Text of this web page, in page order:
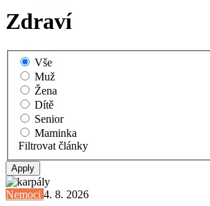
Zdraví
Vše
Muž
Žena
Dítě
Senior
Maminka
Filtrovat články
Nemoci 4. 8. 2026